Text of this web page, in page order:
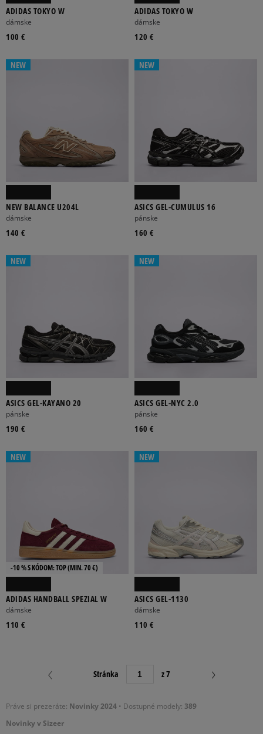
Práve si prezeráte: Novinky 2024 • Dostupné modely: 389
Novinky v Sizeer
ADIDAS TOKYO W
dámske
100 €
ADIDAS TOKYO W
dámske
120 €
NEW
NEW BALANCE U204L
dámske
140 €
NEW
ASICS GEL-CUMULUS 16
pánske
160 €
NEW
ASICS GEL-KAYANO 20
pánske
190 €
NEW
ASICS GEL-NYC 2.0
pánske
160 €
NEW
-10 % S KÓDOM: TOP (MIN. 70 €)
ADIDAS HANDBALL SPEZIAL W
dámske
110 €
NEW
ASICS GEL-1130
dámske
110 €
Stránka z 7